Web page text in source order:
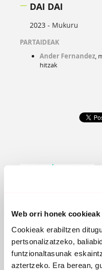
Web orri honek
Cookieak erabiltzen
pertsonalizatzeko,
funtzionaltasunak
aztertzeko. Era berean,
DAI DAI
2023 - Mukuru
PARTAIDEAK
Ander Fernandez,
hitzak
HEMEN GAUDE,